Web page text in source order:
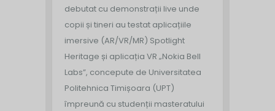
debutat cu demonstrații live unde
copii și tineri au testat aplicațiile
imersive (AR/VR/MR) Spotlight
Heritage și aplicația VR „Nokia Bell
Labs”, concepute de Universitatea
Politehnica Timișoara (UPT)
împreună cu studenții masteratului